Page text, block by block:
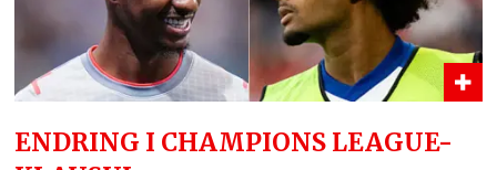
ENDRING I CHAMPIONS LEAGUE-